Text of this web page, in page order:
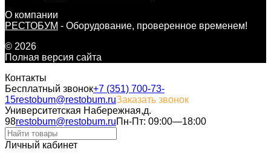
О компании
РЕСТОБУМ - Оборудование, проверенное временем!
© 2026
Полная версия сайта
Контакты
Бесплатный звонок+7 (351) 700-73-
15restobum@restobum.ruЗаказать звонок
Университетская Набережная,д.
98restobum@restobum.ruПн-Пт: 09:00—18:00
Личный кабинет